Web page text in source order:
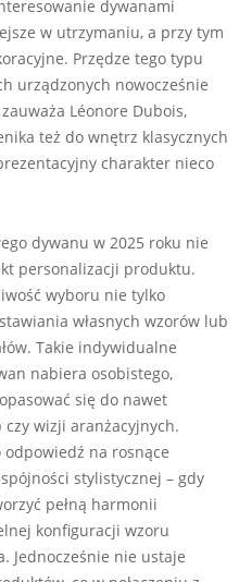
dywanami
w utrzymaniu, a przy tym
Przędze tego typu
urządzonych nowocześnie
Léonore Dubois,
też do wnętrz klasycznych
charakter nieco
dywanu w 2025 roku nie
personalizacji produktu.
wyboru nie tylko
własnych wzorów lub
Takie indywidualne
nabiera osobistego,
się do nawet
wizji aranżacyjnych.
odpowiedź na rosnące
stylistycznej – gdy
pełną harmonii
konfiguracji wzoru
Jednocześnie nie ustaje